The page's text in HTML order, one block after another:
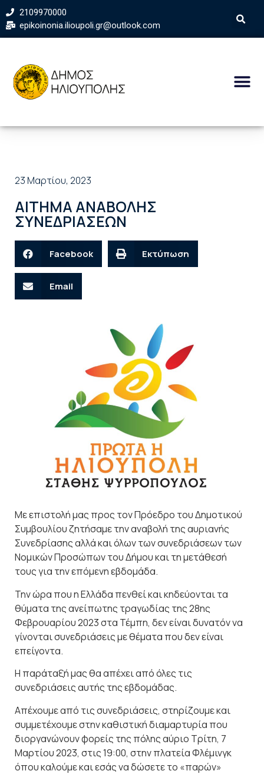
2109970000
epikoinonia.ilioupoli.gr@outlook.com
23 Μαρτίου, 2023
ΑΙΤΗΜΑ ΑΝΑΒΟΛΗΣ
ΣΥΝΕΔΡΙΑΣΕΩΝ
Facebook Εκτύπωση
Email
Με επιστολή μας προς τον Πρόεδρο του Δημοτικού
Συμβουλίου ζητήσαμε την αναβολή της αυριανής
Συνεδρίασης αλλά και όλων των συνεδριάσεων των
Νομικών Προσώπων του Δήμου και τη μετάθεσή
τους για την επόμενη εβδομάδα.
Την ώρα που η Ελλάδα πενθεί και κηδεύονται τα
θύματα της ανείπωτης τραγωδίας της 28ης
Φεβρουαρίου 2023 στα Τέμπη, δεν είναι δυνατόν να
γίνονται συνεδριάσεις με θέματα που δεν είναι
επείγοντα.
Η παράταξή μας θα απέχει από όλες τις
συνεδριάσεις αυτής της εβδομάδας.
Απέχουμε από τις συνεδριάσεις, στηρίζουμε και
συμμετέχουμε στην καθιστική διαμαρτυρία που
διοργανώνουν φορείς της πόλης αύριο Τρίτη, 7
Μαρτίου 2023, στις 19:00, στην πλατεία Φλέμινγκ
όπου καλούμε και εσάς να δώσετε το «παρών»